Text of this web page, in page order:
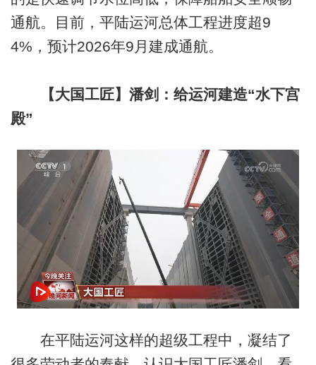
通航。目前，平陆运河总体工程进度超9
4%，预计2026年9月建成通航。
【大国工匠】潘剑：给运河建造“水下宫
殿”
在平陆运河这样的超级工程中，凝结了